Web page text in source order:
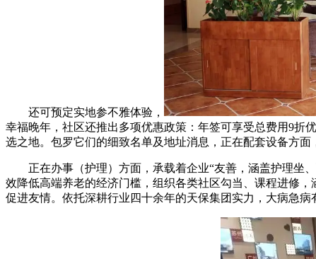
还可预定实地参不雅体验，
幸福晚年，社区还推出多项优惠政策：年签可享受总费用9折
选之地。包罗它们的细致名单及地址消息，正在配套设备方面
正在办事（护理）方面，承载着企业“友善，涵盖护理坐、
效降低高端养老的经济门槛，组织各类社区勾当、课程进修
促进友情。依托深耕行业四十余年的天保集团实力，大病急病